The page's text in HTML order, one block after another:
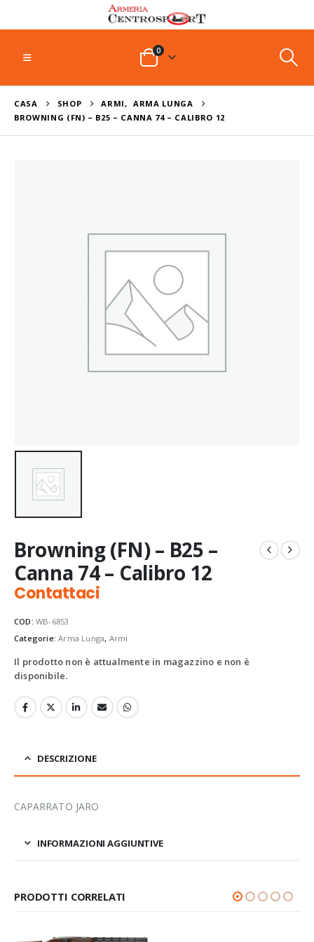
0
CASA SHOP ARMI,
ARMA LUNGA
BROWNING (FN) – B25 – CANNA 74 – CALIBRO 12
Browning (FN) – B25 –
Canna 74 – Calibro 12
Contattaci
COD: WB-6853
Categorie:Arma Lunga, Armi
Il prodotto non è attualmente in magazzino e non è
disponibile.
DESCRIZIONE
CAPARRATO JARO
INFORMAZIONI AGGIUNTIVE
PRODOTTI CORRELATI